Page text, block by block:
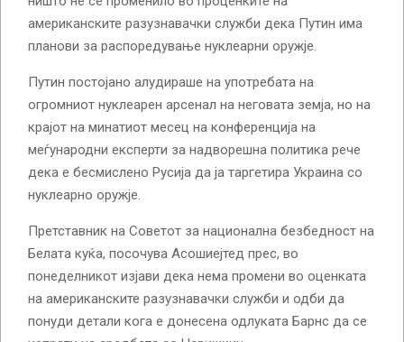
американските разузнавачки служби дека Путин има
планови за распоредување нуклеарни оружје.
Путин постојано алудираше на употребата на
огромниот нуклеарен арсенал на неговата земја, но на
крајот на минатиот месец на конференција на
меѓународни експерти за надворешна политика рече
дека е бесмислено Русија да ја таргетира Украина со
нуклеарно оружје.
Претставник на Советот за национална безбедност на
Белата куќа, посочува Асошиејтед прес, во
понеделникот изјави дека нема промени во оценката
на американските разузнавачки служби и одби да
понуди детали кога е донесена одлуката Барнс да се